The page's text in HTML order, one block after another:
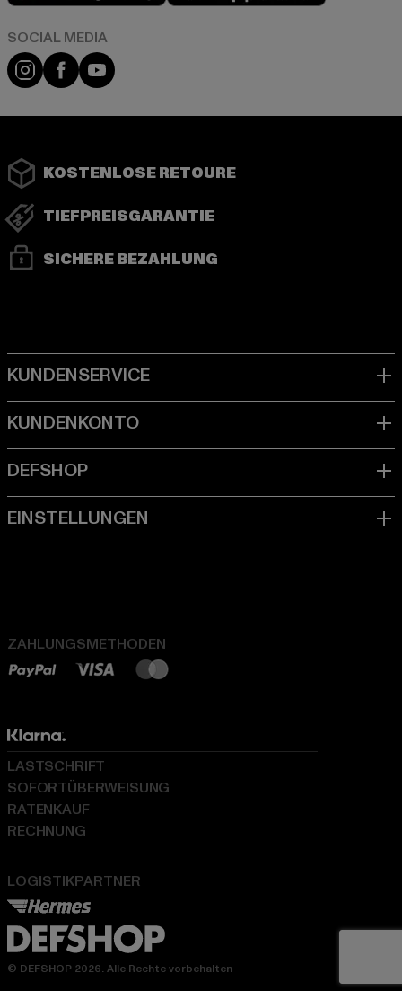
Instagram
FacebookYouTube
KOSTENLOSE RETOURE
TIEFPREISGARANTIE
SICHERE BEZAHLUNG
ZAHLUNGSMETHODEN
LOGISTIKPARTNER
LASTSCHRIFT
SOFORTÜBERWEISUNG
RATENKAUF
RECHNUNG
© DEFSHOP 2026. Alle Rechte vorbehalten